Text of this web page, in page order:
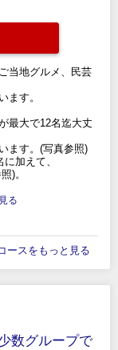
当地グルメ、民芸
ます。
最大で12名迄大丈
ます。(写真参照)
加えて、
)。
る
ースをもっと見る
数グループで